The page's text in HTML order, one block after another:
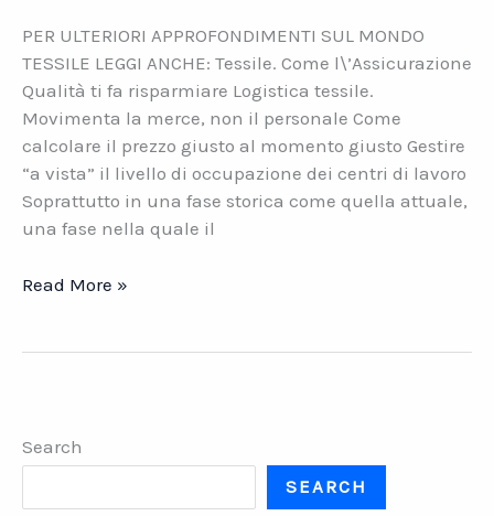
PER ULTERIORI APPROFONDIMENTI SUL MONDO
TESSILE LEGGI ANCHE: Tessile. Come l\’Assicurazione
Qualità ti fa risparmiare Logistica tessile.
Movimenta la merce, non il personale Come
calcolare il prezzo giusto al momento giusto Gestire
“a vista” il livello di occupazione dei centri di lavoro
Soprattutto in una fase storica come quella attuale,
una fase nella quale il
Tessile.
tuoi
sono
Read More »
Search
SEARCH